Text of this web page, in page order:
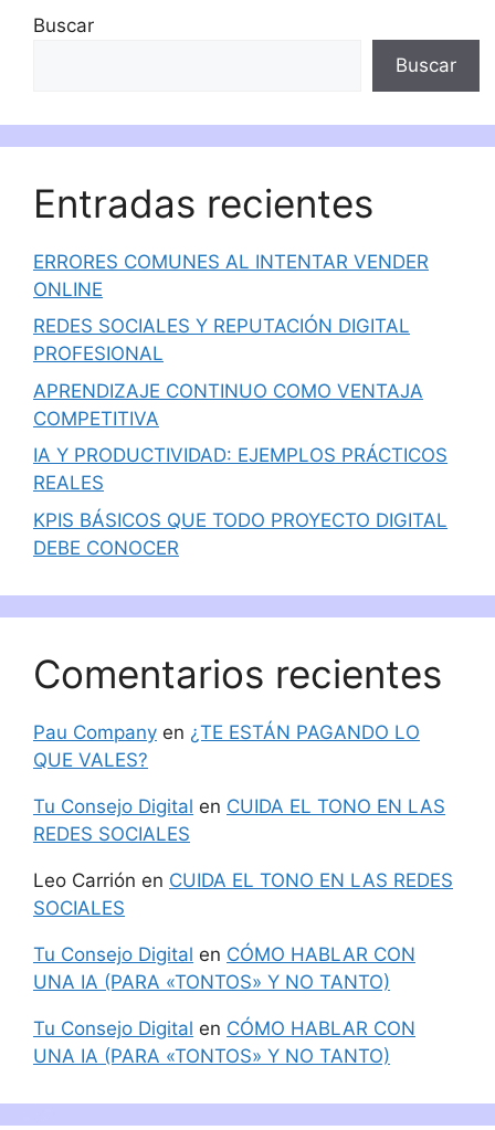
Buscar
Buscar
Entradas recientes
ERRORES COMUNES AL INTENTAR VENDER
ONLINE
REDES SOCIALES Y REPUTACIÓN DIGITAL
PROFESIONAL
APRENDIZAJE CONTINUO COMO VENTAJA
COMPETITIVA
IA Y PRODUCTIVIDAD: EJEMPLOS PRÁCTICOS
REALES
KPIS BÁSICOS QUE TODO PROYECTO DIGITAL
DEBE CONOCER
Comentarios recientes
Pau Company en ¿TE ESTÁN PAGANDO LO
QUE VALES?
Tu Consejo Digital en CUIDA EL TONO EN LAS
REDES SOCIALES
Leo Carrión en CUIDA EL TONO EN LAS REDES
SOCIALES
Tu Consejo Digital en CÓMO HABLAR CON
UNA IA (PARA «TONTOS» Y NO TANTO)
Tu Consejo Digital en CÓMO HABLAR CON
UNA IA (PARA «TONTOS» Y NO TANTO)